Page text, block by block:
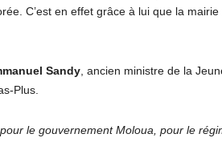
C’est en effet grâce à lui que la
Sandy , ancien ministre de la
Plus.
le gouvernement Moloua, pour le